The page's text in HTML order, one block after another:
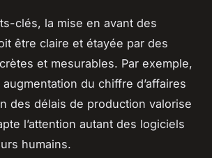
clés, la mise en avant des
être claire et étayée par des
et mesurables. Par exemple,
du chiffre d’affaires
des délais de production valorise
l’attention autant des logiciels
humains.